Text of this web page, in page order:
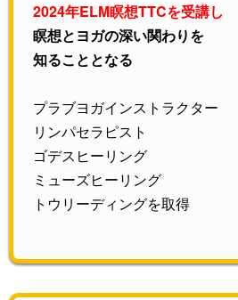
2024年ELM瞑想TTCを受講し
瞑想とヨガの深い関わりを
知ることとなる
プラブヨガインストラクター
リンパセラピスト
ゴデスヒーリング
ミューズヒーリング
トウリーディングを取得